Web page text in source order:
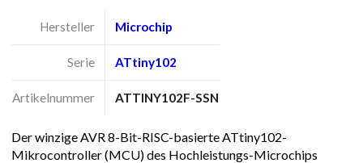
Hersteller Microchip
Serie ATtiny102
Artikelnummer ATTINY102F-SSN
Der winzige AVR 8-Bit-RISC-basierte ATtiny102-
Mikrocontroller (MCU) des Hochleistungs-Microchips